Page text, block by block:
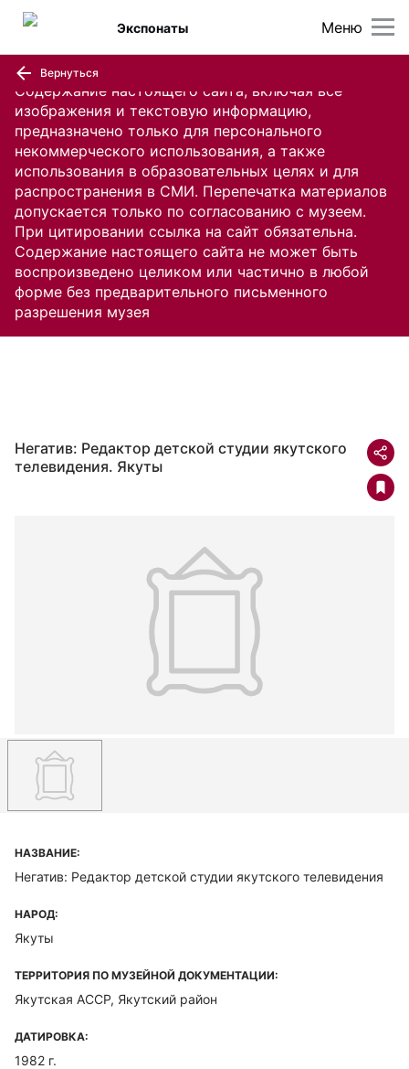
Содержание настоящего сайта, включая все
изображения и текстовую информацию,
предназначено только для персонального
некоммерческого использования, а также
использования в образовательных целях и для
распространения в СМИ. Перепечатка материалов
допускается только по согласованию с музеем.
При цитировании ссылка на сайт обязательна.
Содержание настоящего сайта не может быть
воспроизведено целиком или частично в любой
форме без предварительного письменного
разрешения музея
Меню
Экспонаты
Вернуться
Негатив: Редактор детской студии якутского
телевидения. Якуты
НАЗВАНИЕ:
Негатив: Редактор детской студии якутского телевидения
НАРОД:
Якуты
ТЕРРИТОРИЯ ПО МУЗЕЙНОЙ ДОКУМЕНТАЦИИ:
Якутская ACCP, Якутский район
ДАТИРОВКА:
1982 г.